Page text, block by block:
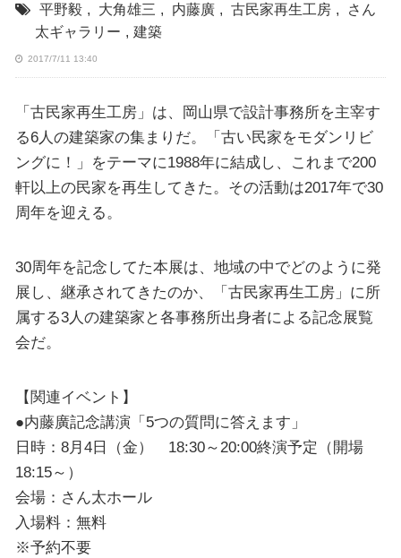
平野毅 , 大角雄三 , 内藤廣 , 古民家再生工房 ,
さん
太ギャラリー , 建築
2017/7/11 13:40
「古民家再生工房」は、岡山県で設計事務所を主宰す
る6人の建築家の集まりだ。「古い民家をモダンリビ
ングに！」をテーマに1988年に結成し、これまで200
軒以上の民家を再生してきた。その活動は2017年で30
周年を迎える。
30周年を記念してた本展は、地域の中でどのように発
展し、継承されてきたのか、「古民家再生工房」に所
属する3人の建築家と各事務所出身者による記念展覧
会だ。
【関連イベント】
●内藤廣記念講演「5つの質問に答えます」
日時：8月4日（金） 18:30～20:00終演予定（開場
18:15～）
会場：さん太ホール
入場料：無料
※予約不要